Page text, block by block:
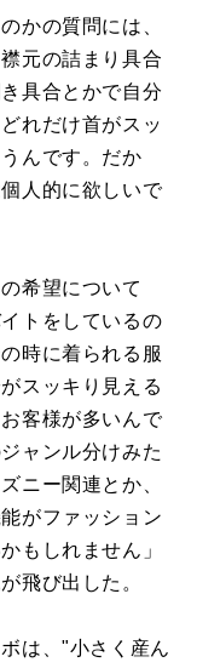
かの質問には、
元の詰まり具合
具合とかで自分
れだけ首がスッ
んです。だか
人的に欲しいで
希望について
トをしているの
時に着られる服
スッキり見える
客様が多いんで
ャンル分けみた
ニー関連とか、
がファッション
もしれません」
飛び出した。
は、"小さく産ん